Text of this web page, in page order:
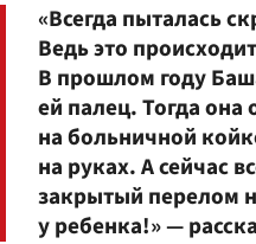
«Всегда пыталась
Ведь это
В прошлом году
ей палец. Тогда она
на больничной
на руках. А сейчас
закрытый перелом
у ребенка!» —